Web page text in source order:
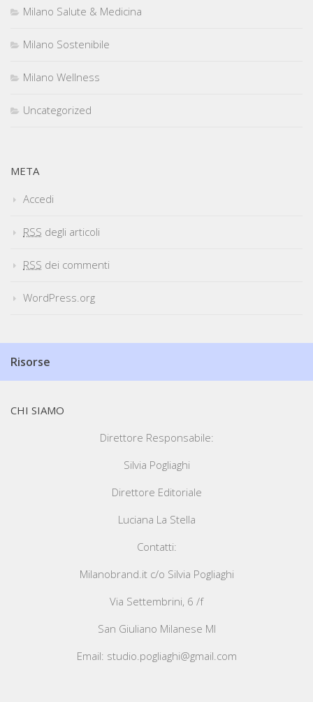
Milano Salute & Medicina
Milano Sostenibile
Milano Wellness
Uncategorized
META
Accedi
RSS degli articoli
RSS dei commenti
WordPress.org
Risorse
CHI SIAMO
Direttore Responsabile:
Silvia Pogliaghi
Direttore Editoriale
Luciana La Stella
Contatti:
Milanobrand.it c/o Silvia Pogliaghi
Via Settembrini, 6 /f
San Giuliano Milanese MI
Email: studio.pogliaghi@gmail.com